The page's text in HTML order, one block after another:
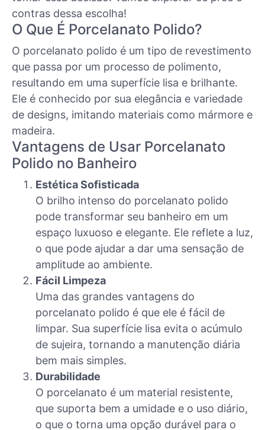
contras dessa escolha!
O Que É Porcelanato Polido?
O porcelanato polido é um tipo de revestimento
que passa por um processo de polimento,
resultando em uma superfície lisa e brilhante.
Ele é conhecido por sua elegância e variedade
de designs, imitando materiais como mármore e
madeira.
Vantagens de Usar Porcelanato
Polido no Banheiro
Estética Sofisticada
O brilho intenso do porcelanato polido
pode transformar seu banheiro em um
espaço luxuoso e elegante. Ele reflete a luz,
o que pode ajudar a dar uma sensação de
amplitude ao ambiente.
Fácil Limpeza
Uma das grandes vantagens do
porcelanato polido é que ele é fácil de
limpar. Sua superfície lisa evita o acúmulo
de sujeira, tornando a manutenção diária
bem mais simples.
Durabilidade
O porcelanato é um material resistente,
que suporta bem a umidade e o uso diário,
o que o torna uma opção durável para o